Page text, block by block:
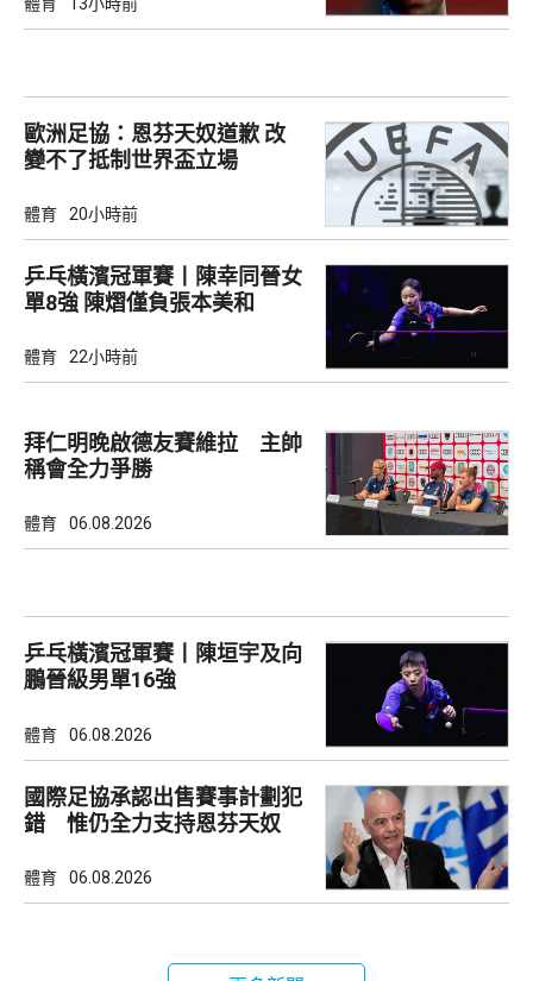
歐洲足協：恩芬天奴道歉 改
變不了抵制世界盃立場
體育 20小時前
乒乓橫濱冠軍賽丨陳幸同晉女
單8強 陳熠僅負張本美和
體育 22小時前
拜仁明晚啟德友賽維拉 主帥
稱會全力爭勝
體育 06.08.2026
乒乓橫濱冠軍賽丨陳垣宇及向
鵬晉級男單16強
體育 06.08.2026
國際足協承認出售賽事計劃犯
錯 惟仍全力支持恩芬天奴
體育 06.08.2026